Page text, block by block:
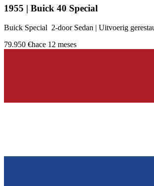
1955 | Buick 40 Special
Buick Special 2-door Sedan | Uitvoerig
79.950 €hace 12 meses